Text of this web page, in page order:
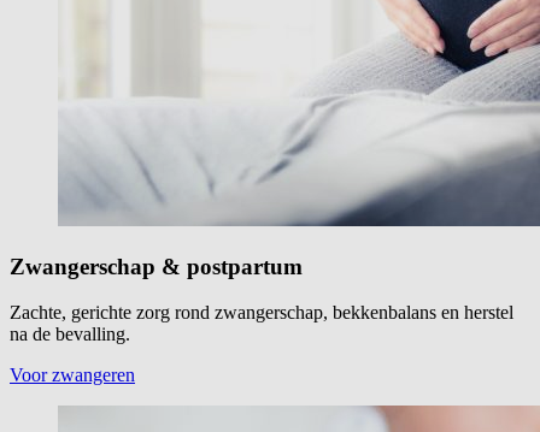
Zwangerschap & postpartum
Zachte, gerichte zorg rond zwangerschap, bekkenbalans en herstel
na de bevalling.
Voor zwangeren